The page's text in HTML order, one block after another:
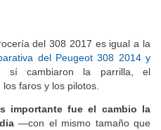
del 308 2017 es igual a la
del Peugeot 308 2014 y
sí cambiaron la parrilla, el
faros y los pilotos.
importante fue el cambio la
—con el mismo tamaño que